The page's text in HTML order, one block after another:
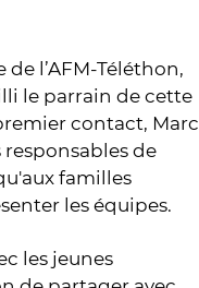
de l’AFM-Téléthon,
le parrain de cette
contact, Marc
de
familles
les équipes.
les jeunes